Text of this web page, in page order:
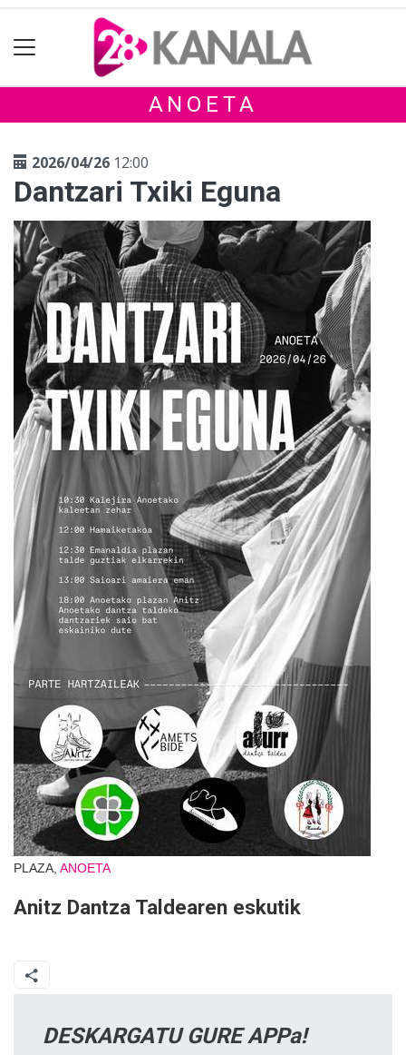
ANOETA
2026/04/26 12:00
Dantzari Txiki Eguna
PLAZA, ANOETA
Anitz Dantza Taldearen eskutik
DESKARGATU GURE APPa!